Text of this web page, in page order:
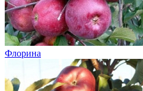
Флорина